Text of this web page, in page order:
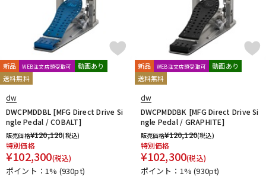
新品 WEB注文店頭受取可
動画あり
送料無料
dw
DWCPMDDBL [MFG Direct Drive Si
ngle Pedal / COBALT]
販売価格¥120,120(税込)
特別価格
¥102,300(税込)
ポイント：1% (930pt)
新品 WEB注文店頭受取可
動画あり
送料無料
dw
DWCPMDDBK [MFG Direct Drive Si
ngle Pedal / GRAPHITE]
販売価格¥120,120(税込)
特別価格
¥102,300(税込)
ポイント：1%(930pt)